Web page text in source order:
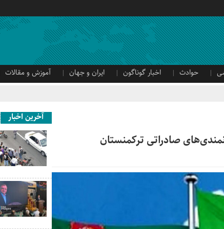
حوادث اخبار گوناگون ایران و جهان آموزش و مقالات
صادراتی ترکمنستان
آخرین اخبار